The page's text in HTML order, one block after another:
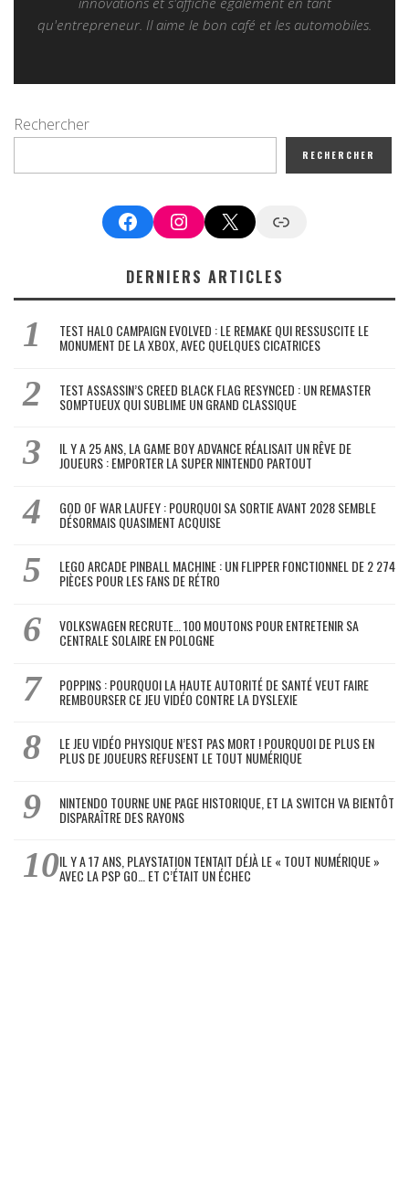
qu'entrepreneur. Il aime le bon café et les automobiles.
Rechercher
RECHERCHER
FacebookInstagram
X Google News
DERNIERS ARTICLES
TEST HALO CAMPAIGN EVOLVED : LE REMAKE QUI RESSUSCITE LE
MONUMENT DE LA XBOX, AVEC QUELQUES CICATRICES
TEST ASSASSIN’S CREED BLACK FLAG RESYNCED : UN REMASTER
SOMPTUEUX QUI SUBLIME UN GRAND CLASSIQUE
IL Y A 25 ANS, LA GAME BOY ADVANCE RÉALISAIT UN RÊVE DE
JOUEURS : EMPORTER LA SUPER NINTENDO PARTOUT
GOD OF WAR LAUFEY : POURQUOI SA SORTIE AVANT 2028 SEMBLE
DÉSORMAIS QUASIMENT ACQUISE
LEGO ARCADE PINBALL MACHINE : UN FLIPPER FONCTIONNEL DE 2 274
PIÈCES POUR LES FANS DE RÉTRO
VOLKSWAGEN RECRUTE… 100 MOUTONS POUR ENTRETENIR SA
CENTRALE SOLAIRE EN POLOGNE
POPPINS : POURQUOI LA HAUTE AUTORITÉ DE SANTÉ VEUT FAIRE
REMBOURSER CE JEU VIDÉO CONTRE LA DYSLEXIE
LE JEU VIDÉO PHYSIQUE N’EST PAS MORT ! POURQUOI DE PLUS EN
PLUS DE JOUEURS REFUSENT LE TOUT NUMÉRIQUE
NINTENDO TOURNE UNE PAGE HISTORIQUE, ET LA SWITCH VA BIENTÔT
DISPARAÎTRE DES RAYONS
IL Y A 17 ANS, PLAYSTATION TENTAIT DÉJÀ LE « TOUT NUMÉRIQUE »
AVEC LA PSP GO… ET C’ÉTAIT UN ÉCHEC